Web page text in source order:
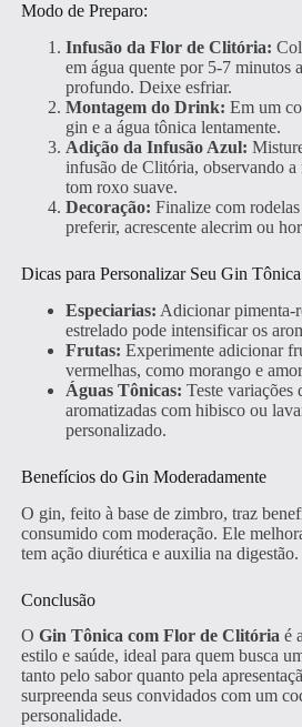
Modo de Preparo:
Infusão da Flor de Clitória:
em água quente por 5-7 minutos
profundo. Deixe esfriar.
Montagem do Drink: Em um
gin e a água tônica lentamente.
Adição da Infusão Azul:
infusão de Clitória, observando a
tom roxo suave.
Decoração: Finalize com
preferir, acrescente alecrim ou
Dicas para Personalizar Seu Gin Tônica
Especiarias: Adicionar pimenta-
estrelado pode intensificar os
Frutas: Experimente adicionar
vermelhas, como morango e
Águas Tônicas: Teste variações
aromatizadas com hibisco ou
personalizado.
Benefícios do Gin Moderadamente
O gin, feito à base de zimbro, traz
consumido com moderação. Ele
tem ação diurética e auxilia na digestão.
Conclusão
O Gin Tônica com Flor de Clitória é
estilo e saúde, ideal para quem busca
tanto pelo sabor quanto pela
surpreenda seus convidados com um
personalidade.